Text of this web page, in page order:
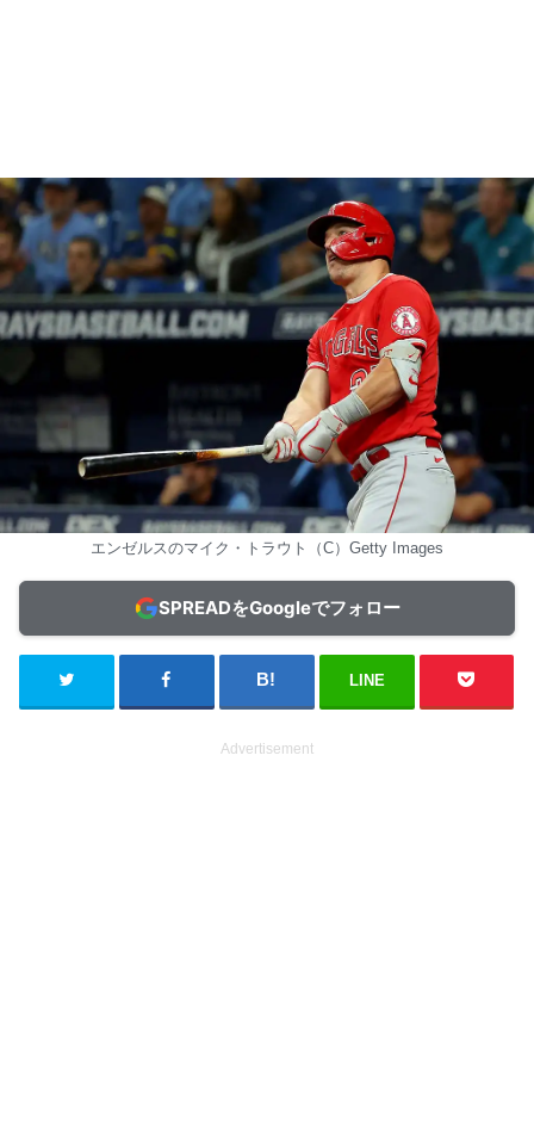
エンゼルスのマイク・トラウト（C）Getty Images
SPREADをGoogleでフォロー
LINE
Advertisement